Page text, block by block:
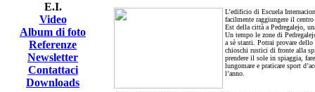
E.I.
Video
Album di foto
Referenze
Newsletter
Contattaci
Downloads
L’edificio di Escuela
facilmente raggiungere il
Est della città a Pedregalejo,
Un tempo le zone di
a sè stanti. Potrai provare
chioschi rustici di fronte alla
prendere il sole in spiaggia,
lungomare e praticare sport
l’anno.